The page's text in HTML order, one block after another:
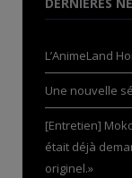
L’AnimeLand
Une nouvelle
[Entretien]
était déjà
originel.»